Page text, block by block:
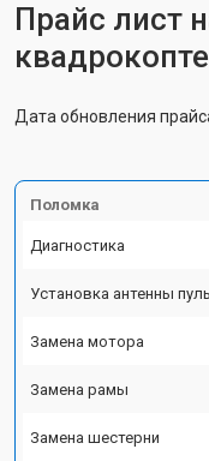
Прайс лист
Дата обновления
Поломка
Диагностика
Установка антенны
Замена мотора
Замена рамы
Замена шестерни